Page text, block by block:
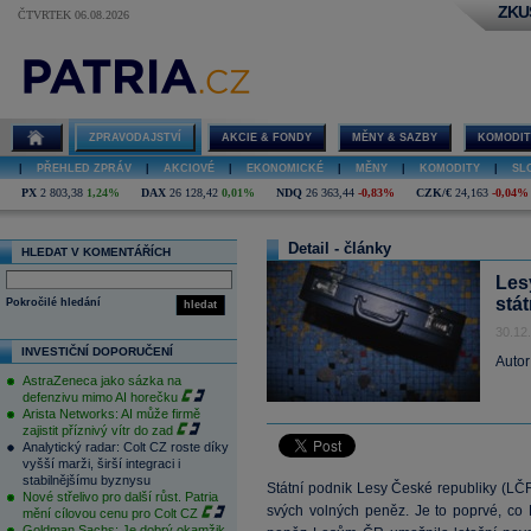
ČTVRTEK 06.08.2026
ZPRAVODAJSTVÍ AKCIE & FONDY MĚNY & SAZBY
PŘEHLED ZPRÁV AKCIOVÉ EKONOMICKÉ MĚNY KOMODITY
PX 2 803,38 1,24% DAX 26 128,42 0,01% NDQ 26 363,44 -0,83% CZK/€ 24,163 -0,04%
HLEDAT V KOMENTÁŘÍCH
hledat
Pokročilé hledání
INVESTIČNÍ DOPORUČENÍ
AstraZeneca jako sázka na
defenzivu mimo AI horečku
Arista Networks: AI může firmě
zajistit příznivý vítr do zad
Analytický radar: Colt CZ roste díky
vyšší marži, širší integraci i
stabilnějšímu byznysu
Nové střelivo pro další růst. Patria
mění cílovou cenu pro Colt CZ
Detail - články
Státní podnik Lesy České republiky
svých volných peněz. Je to poprvé,